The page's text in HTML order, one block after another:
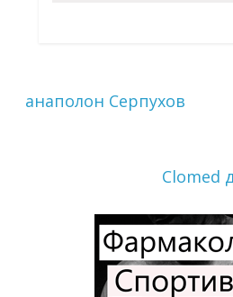
анаполон Серпухов
Clomed